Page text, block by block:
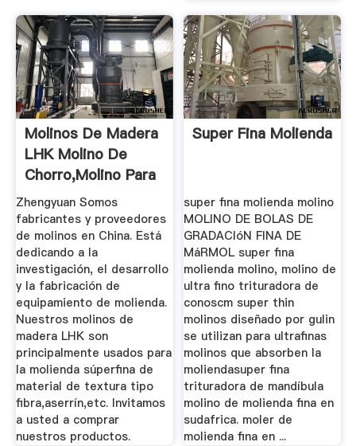
Molinos De Madera
LHK Molino De
Chorro,Molino Para
...
Zhengyuan Somos
fabricantes y proveedores
de molinos en China. Está
dedicando a la
investigación, el desarrollo
y la fabricación de
equipamiento de molienda.
Nuestros molinos de
madera LHK son
principalmente usados para
la molienda súperfina de
material de textura tipo
fibra,aserrín,etc. Invitamos
a usted a comprar
nuestros productos.
Super Fina Molienda
super fina molienda molino
MOLINO DE BOLAS DE
GRADACIóN FINA DE
MáRMOL super fina
molienda molino, molino de
ultra fino trituradora de
conoscm super thin
molinos diseñado por gulin
se utilizan para ultrafinas
molinos que absorben la
moliendasuper fina
trituradora de mandíbula
molino de molienda fina en
sudafrica. moler de
molienda fina en ...